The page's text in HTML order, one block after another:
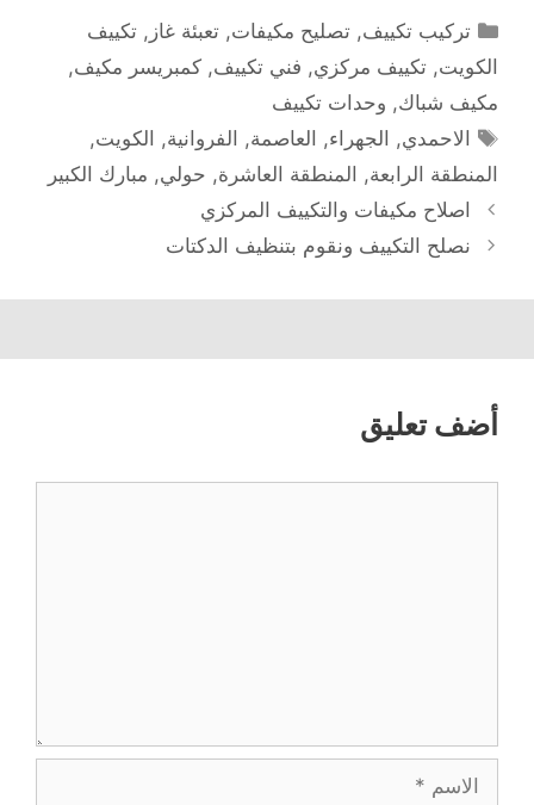
التصنيفات
تركيب تكييف,تصليح مكيفات,تعبئة غاز ,تكييف
الكويت, تكييف مركزي, فني تكييف, كمبريسر مكيف,
مكيف شباك, وحدات تكييف
الوسوم
الاحمدي, الجهراء, العاصمة, الفروانية, الكويت,
المنطقة الرابعة, المنطقة العاشرة, حولي, مبارك الكبير
اصلاح مكيفات والتكييف المركزي
نصلح التكييف ونقوم بتنظيف الدكتات
أضف تعليق